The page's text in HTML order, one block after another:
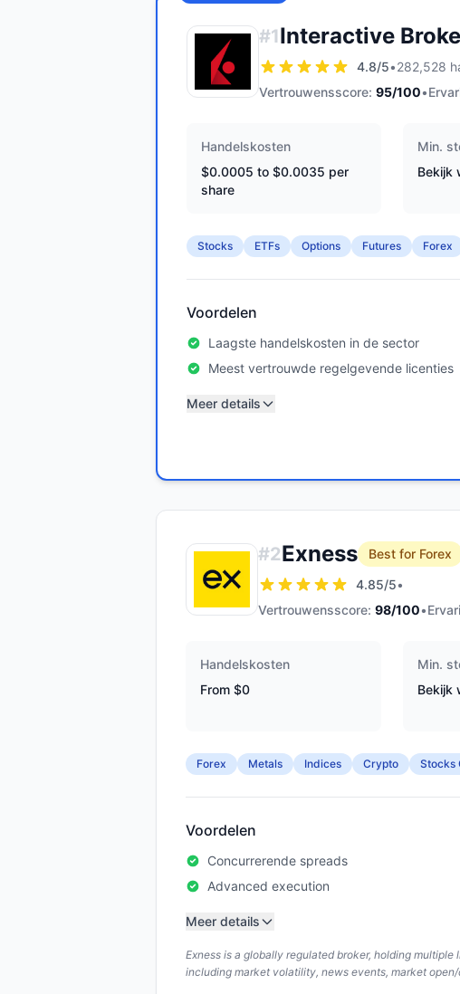
#1Interactive
4.8/5•282,528
Vertrouwensscore: 95/100•
Handelskosten
$0.0005 to $0.0035 per
share
Min.
Bekijk
Stocks ETFs Options Futures Forex
Voordelen
Laagste handelskosten in de sector
Meest vertrouwde regelgevende licenties
Meer details
#2Exness
Best for Forex
4.85/5•
Vertrouwensscore: 98/100•
Handelskosten
From $0
Min.
Bekijk
Forex Metals Indices Crypto Stocks
Voordelen
Concurrerende spreads
Advanced execution
Meer details
Exness is a globally regulated broker, holding
including market volatility, news events, market